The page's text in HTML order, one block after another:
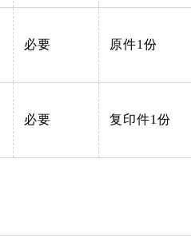
必要 原件1份
必要 复印件1份